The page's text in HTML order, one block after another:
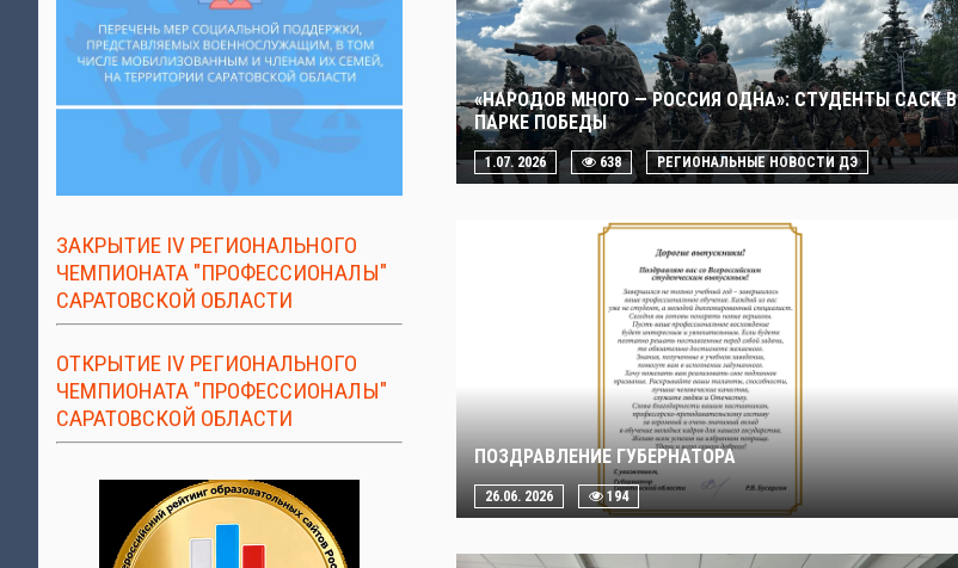
ЗАКРЫТИЕ IV РЕГИОНАЛЬНОГО
ЧЕМПИОНАТА "ПРОФЕССИОНАЛЫ"
САРАТОВСКОЙ ОБЛАСТИ
ОТКРЫТИЕ IV РЕГИОНАЛЬНОГО
ЧЕМПИОНАТА "ПРОФЕССИОНАЛЫ"
САРАТОВСКОЙ ОБЛАСТИ
«НАРОДОВ МНОГО — РОССИЯ ОДНА»: СТУДЕНТЫ САСК В
ПАРКЕ ПОБЕДЫ
1.07. 2026 638 РЕГИОНАЛЬНЫЕ НОВОСТИ ДЭ
ПОЗДРАВЛЕНИЕ ГУБЕРНАТОРА
26.06. 2026 194